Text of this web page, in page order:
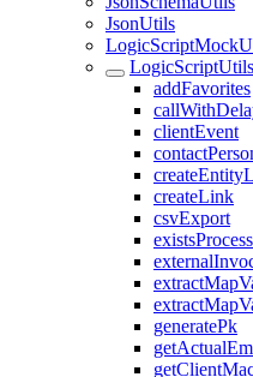
JsonUtils
LogicScriptUtils
addFavorites
clientEvent
createLink
csvExport
existsProcess
generatePk